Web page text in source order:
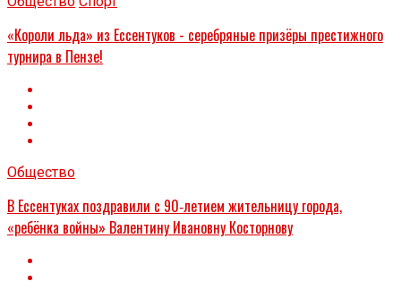
«Короли льда» из Ессентуков - серебряные призёры престижного
турнира в Пензе!
Общество
В Ессентуках поздравили с 90‑летием жительницу города,
«ребёнка войны» Валентину Ивановну Косторнову